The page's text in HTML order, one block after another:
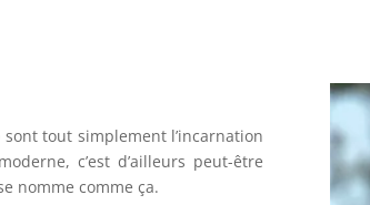
tout simplement l’incarnation
c’est d’ailleurs peut-être
nomme comme ça.